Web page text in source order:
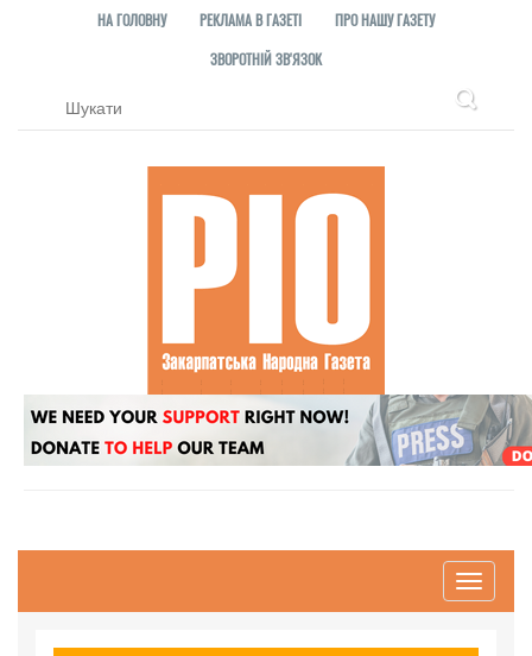
НА ГОЛОВНУ РЕКЛАМА В ГАЗЕТІ
ПРО НАШУ ГАЗЕТУ
ЗВОРОТНІЙ ЗВ'ЯЗОК
Toggle